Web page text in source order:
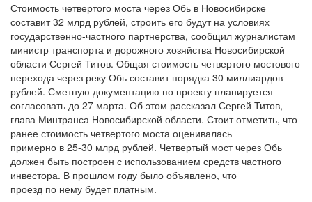
Стоимость четвертого моста через Обь в Новосибирске
составит 32 млрд рублей, строить его будут на условиях
государственно-частного партнерства, сообщил журналистам
министр транспорта и дорожного хозяйства Новосибирской
области Сергей Титов. Общая стоимость четвертого мостового
перехода через реку Обь составит порядка 30 миллиардов
рублей. Сметную документацию по проекту планируется
согласовать до 27 марта. Об этом рассказал Сергей Титов,
глава Минтранса Новосибирской области. Стоит отметить, что
ранее стоимость четвертого моста оценивалась
примерно в 25-30 млрд рублей. Четвертый мост через Обь
должен быть построен с использованием средств частного
инвестора. В прошлом году было объявлено, что
проезд по нему будет платным.